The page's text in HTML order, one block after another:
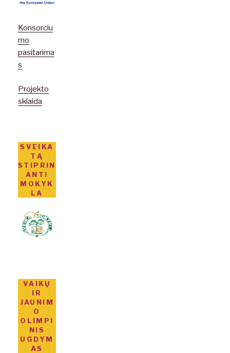
Konsorciu
mo
pasitarima
s
Projekto
sklaida
SVEIKA
TĄ
STIPRIN
ANTI
MOKYK
LA
VAIKŲ
IR
JAUNIM
O
OLIMPI
NIS
UGDYM
AS